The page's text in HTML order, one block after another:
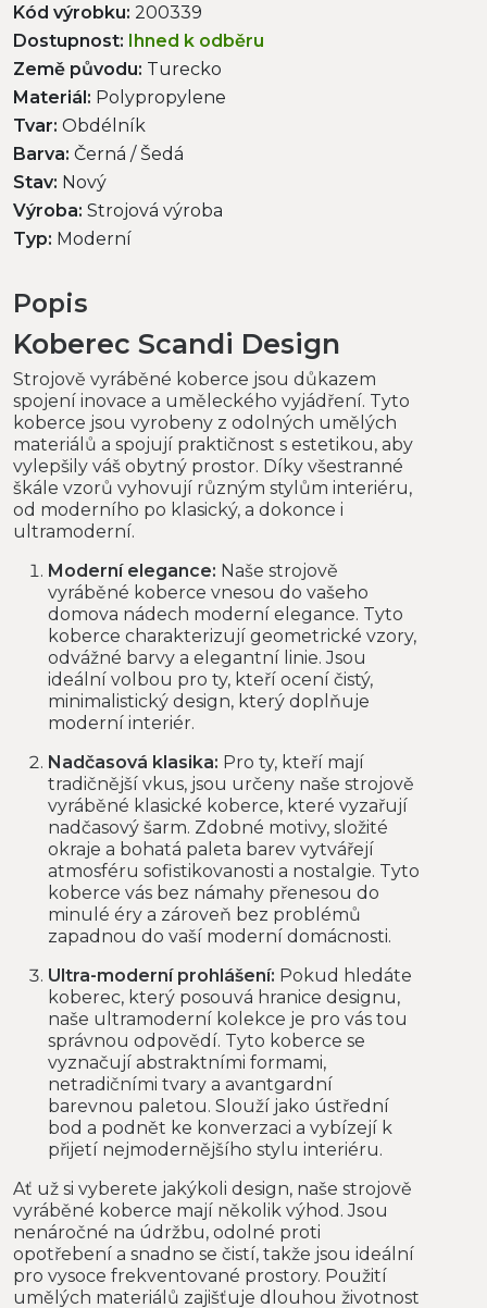
Kód výrobku: 200339
Dostupnost: Ihned k odběru
Země původu: Turecko
Materiál: Polypropylene
Tvar: Obdélník
Barva: Černá / Šedá
Stav: Nový
Výroba: Strojová výroba
Typ: Moderní
Popis
Koberec Scandi Design
Strojově vyráběné koberce jsou důkazem
spojení inovace a uměleckého vyjádření. Tyto
koberce jsou vyrobeny z odolných umělých
materiálů a spojují praktičnost s estetikou, aby
vylepšily váš obytný prostor. Díky všestranné
škále vzorů vyhovují různým stylům interiéru,
od moderního po klasický, a dokonce i
ultramoderní.
Moderní elegance: Naše strojově
vyráběné koberce vnesou do vašeho
domova nádech moderní elegance. Tyto
koberce charakterizují geometrické vzory,
odvážné barvy a elegantní linie. Jsou
ideální volbou pro ty, kteří ocení čistý,
minimalistický design, který doplňuje
moderní interiér.
Nadčasová klasika: Pro ty, kteří mají
tradičnější vkus, jsou určeny naše strojově
vyráběné klasické koberce, které vyzařují
nadčasový šarm. Zdobné motivy, složité
okraje a bohatá paleta barev vytvářejí
atmosféru sofistikovanosti a nostalgie. Tyto
koberce vás bez námahy přenesou do
minulé éry a zároveň bez problémů
zapadnou do vaší moderní domácnosti.
Ultra-moderní prohlášení: Pokud hledáte
koberec, který posouvá hranice designu,
naše ultramoderní kolekce je pro vás tou
správnou odpovědí. Tyto koberce se
vyznačují abstraktními formami,
netradičními tvary a avantgardní
barevnou paletou. Slouží jako ústřední
bod a podnět ke konverzaci a vybízejí k
přijetí nejmodernějšího stylu interiéru.
Ať už si vyberete jakýkoli design, naše strojově
vyráběné koberce mají několik výhod. Jsou
nenáročné na údržbu, odolné proti
opotřebení a snadno se čistí, takže jsou ideální
pro vysoce frekventované prostory. Použití
umělých materiálů zajišťuje dlouhou životnost